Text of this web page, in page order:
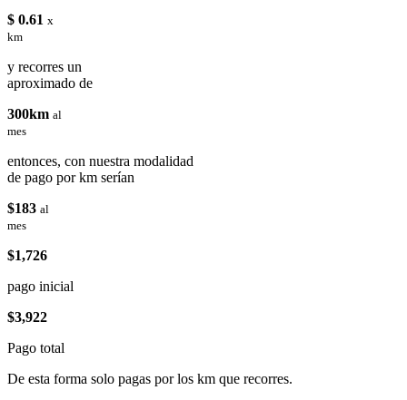
$ 0.61 x
km
y recorres un
aproximado de
300km al
mes
entonces, con nuestra modalidad
de pago por km serían
$183 al
mes
$1,726
pago inicial
$3,922
Pago total
De esta forma solo pagas por los km que recorres.